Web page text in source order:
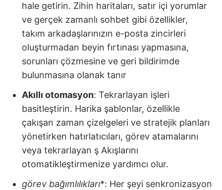
hale getirin. Zihin haritaları, satır içi yorumlar
ve gerçek zamanlı sohbet gibi özellikler,
takım arkadaşlarınızın e-posta zincirleri
oluşturmadan beyin fırtınası yapmasına,
sorunları çözmesine ve geri bildirimde
bulunmasına olanak tanır
Akıllı otomasyon: Tekrarlayan işleri
basitleştirin. Harika şablonlar, özellikle
çakışan zaman çizelgeleri ve stratejik planları
yönetirken hatırlatıcıları, görev atamalarını
veya tekrarlayan ş Akışlarını
otomatikleştirmenize yardımcı olur.
görev bağımlılıkları*: Her şeyi senkronizasyon